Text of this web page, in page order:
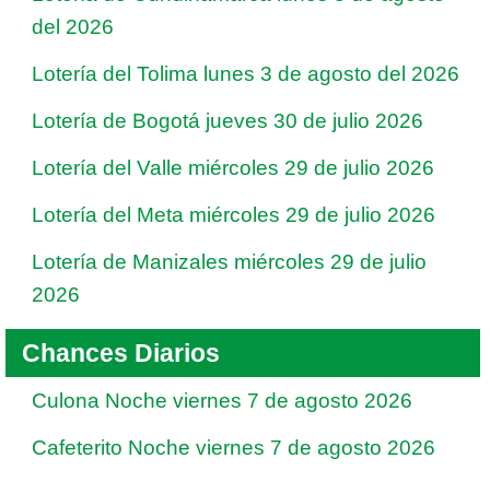
del 2026
Lotería del Tolima lunes 3 de agosto del 2026
Lotería de Bogotá jueves 30 de julio 2026
Lotería del Valle miércoles 29 de julio 2026
Lotería del Meta miércoles 29 de julio 2026
Lotería de Manizales miércoles 29 de julio
2026
Chances Diarios
Culona Noche viernes 7 de agosto 2026
Cafeterito Noche viernes 7 de agosto 2026